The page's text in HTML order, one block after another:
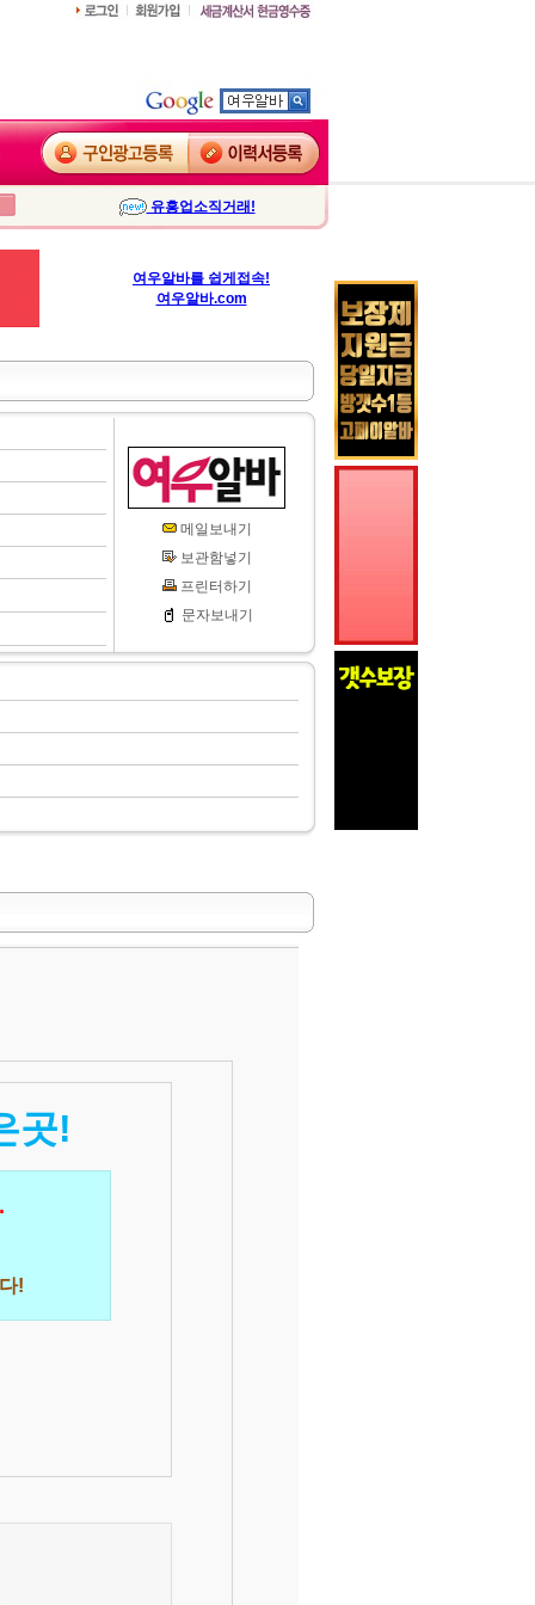
유흥업소직거래!
여우알바를 쉽게접속!
여우알바.com
메일보내기
보관함넣기
프린터하기
문자보내기
곳!
!